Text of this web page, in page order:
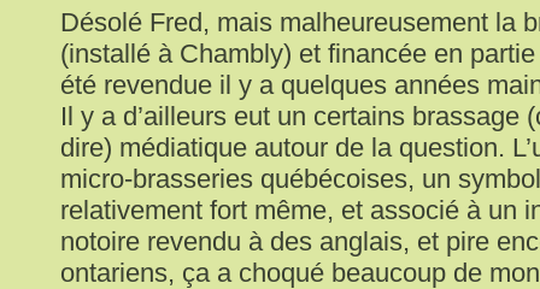
Désolé Fred, mais malheureusement la
(installé à Chambly) et financée en
été revendue il y a quelques années
Il y a d’ailleurs eut un certains brassage
dire) médiatique autour de la question.
micro-brasseries québécoises, un
relativement fort même, et associé à un
notoire revendu à des anglais, et pire
ontariens, ça a choqué beaucoup de